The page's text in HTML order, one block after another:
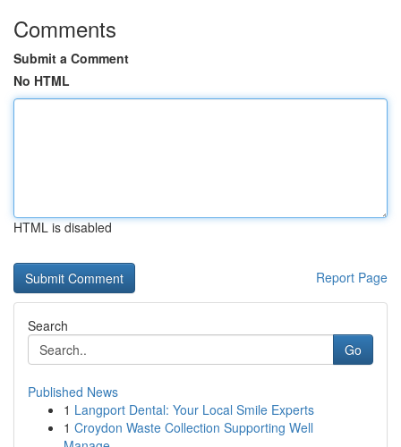
Comments
Submit a Comment
No HTML
HTML is disabled
Report Page
Search
Go
Published News
1 Langport Dental: Your Local Smile Experts
1 Croydon Waste Collection Supporting Well